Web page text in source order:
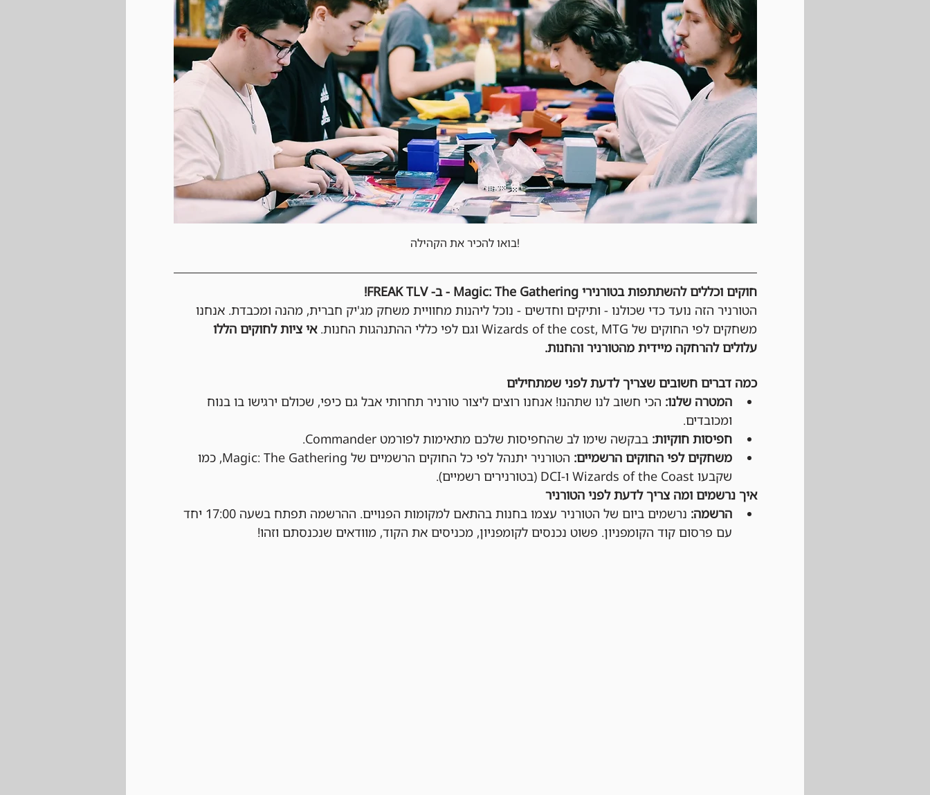
בואו להכיר את הקהילה!
חוקים וכללים להשתתפות בטורנירי Magic: The Gathering - ב- FREAK TLV!
הטורניר הזה נועד כדי שכולנו - ותיקים וחדשים - נוכל ליהנות מחוויית משחק מג'יק חברית, מהנה ומכבדת. אנחנו
משחקים לפי החוקים של Wizards of the cost, MTG וגם לפי כללי ההתנהגות החנות.
אי ציות לחוקים הללו
עלולים להרחקה מיידית מהטורניר והחנות.
כמה דברים חשובים שצריך לדעת לפני שמתחילים
המטרה שלנו: הכי חשוב לנו שתהנו! אנחנו רוצים ליצור טורניר תחרותי אבל גם כיפי, שכולם ירגישו בו בנוח
ומכובדים.
חפיסות חוקיות: בבקשה שימו לב שהחפיסות שלכם מתאימות לפורמט Commander.
משחקים לפי החוקים הרשמיים:
הטורניר יתנהל לפי כל החוקים הרשמיים של Magic: The Gathering, כמו
שקבעו Wizards of the Coast ו-DCI (בטורנירים רשמיים).
איך נרשמים ומה צריך לדעת לפני הטורניר
הרשמה:
נרשמים ביום של הטורניר עצמו בחנות בהתאם למקומות הפנויים. ההרשמה תפתח בשעה 17:00 יחד
עם פרסום קוד הקומפניון. פשוט נכנסים לקומפניון, מכניסים את הקוד, מוודאים שנכנסתם וזהו!